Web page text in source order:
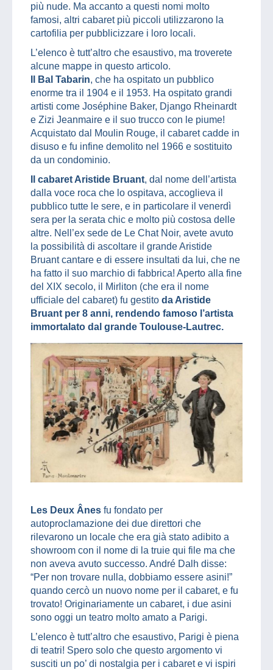
più nude. Ma accanto a questi nomi molto
famosi, altri cabaret più piccoli utilizzarono la
cartofilia per pubblicizzare i loro locali.
L’elenco è tutt’altro che esaustivo, ma troverete
alcune mappe in questo articolo.
Il Bal Tabarin, che ha ospitato un pubblico
enorme tra il 1904 e il 1953. Ha ospitato grandi
artisti come Joséphine Baker, Django Rheinardt
e Zizi Jeanmaire e il suo trucco con le piume!
Acquistato dal Moulin Rouge, il cabaret cadde in
disuso e fu infine demolito nel 1966 e sostituito
da un condominio.
Il cabaret Aristide Bruant, dal nome dell’artista
dalla voce roca che lo ospitava, accoglieva il
pubblico tutte le sere, e in particolare il venerdì
sera per la serata chic e molto più costosa delle
altre. Nell’ex sede de Le Chat Noir, avete avuto
la possibilità di ascoltare il grande Aristide
Bruant cantare e di essere insultati da lui, che ne
ha fatto il suo marchio di fabbrica! Aperto alla fine
del XIX secolo, il Mirliton (che era il nome
ufficiale del cabaret) fu gestito da Aristide
Bruant per 8 anni, rendendo famoso l’artista
immortalato dal grande Toulouse-Lautrec.
Les Deux Ânes fu fondato per
autoproclamazione dei due direttori che
rilevarono un locale che era già stato adibito a
showroom con il nome di la truie qui file ma che
non aveva avuto successo. André Dalh disse:
“Per non trovare nulla, dobbiamo essere asini!”
quando cercò un nuovo nome per il cabaret, e fu
trovato! Originariamente un cabaret, i due asini
sono oggi un teatro molto amato a Parigi.
L’elenco è tutt’altro che esaustivo, Parigi è piena
di teatri! Spero solo che questo argomento vi
susciti un po’ di nostalgia per i cabaret e vi ispiri